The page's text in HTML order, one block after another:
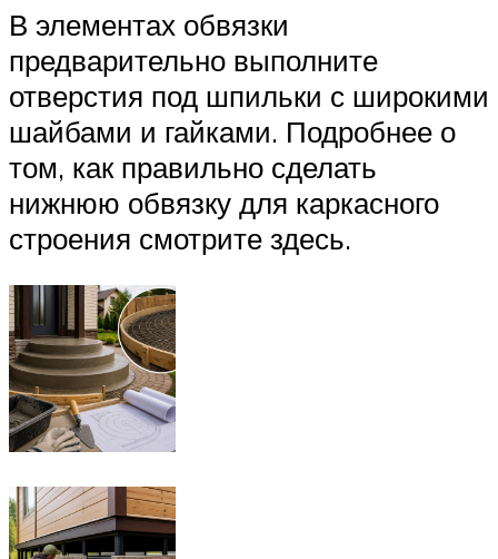
В элементах обвязки
предварительно выполните
отверстия под шпильки с широкими
шайбами и гайками. Подробнее о
том, как правильно сделать
нижнюю обвязку для каркасного
строения смотрите здесь.